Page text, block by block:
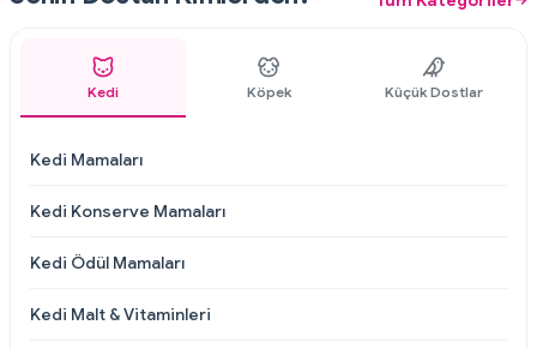
Kedi Köpek Küçük Dostlar
Kedi Mamaları
Kedi Konserve Mamaları
Kedi Ödül Mamaları
Kedi Malt & Vitaminleri